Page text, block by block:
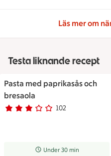
Läs mer om
Testa liknande recept
Pasta med paprikasås och
bresaola
Betyg 3 av 5.
102
102 personer har röstat
Receptet tar Under 30 min
Under 30 min